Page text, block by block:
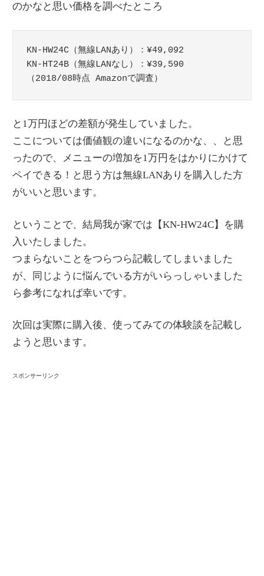
のかなと思い価格を調べたところ
KN-HW24C（無線LANあり）：¥49,092
KN-HT24B（無線LANなし）：¥39,590
（2018/08時点 Amazonで調査）
と1万円ほどの差額が発生していました。
ここについては価値観の違いになるのかな、、と思
ったので、メニューの増加を1万円をはかりにかけて
ペイできる！と思う方は無線LANありを購入した方
がいいと思います。
ということで、結局我が家では【KN-HW24C】を購
入いたしました。
つまらないことをつらつら記載してしまいました
が、同じように悩んでいる方がいらっしゃいました
ら参考になれば幸いです。
次回は実際に購入後、使ってみての体験談を記載し
ようと思います。
スポンサーリンク